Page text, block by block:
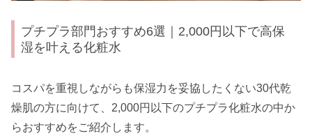
プチプラ部門おすすめ6選｜2,000円以下で高保
湿を叶える化粧水
コスパを重視しながらも保湿力を妥協したくない30代乾
燥肌の方に向けて、2,000円以下のプチプラ化粧水の中か
らおすすめをご紹介します。